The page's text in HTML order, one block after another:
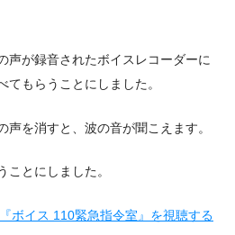
声が録音されたボイスレコーダーに
もらうことにしました。
声を消すと、波の音が聞こえます。
ことにしました。
ボイス 110緊急指令室』を視聴する